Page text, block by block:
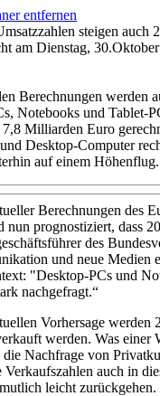
entfernen
steigen auch
am Dienstag,
Berechnungen werden
Notebooks und Tablet-
Milliarden Euro
Desktop-Computer
auf einem Höhenflug.
Berechnungen des
prognostiziert, dass
des
und neue
"Desktop-PCs und
nachgefragt.“
Vorhersage
werden. Was einer
Nachfrage von
auch in
leicht zurückgehen.